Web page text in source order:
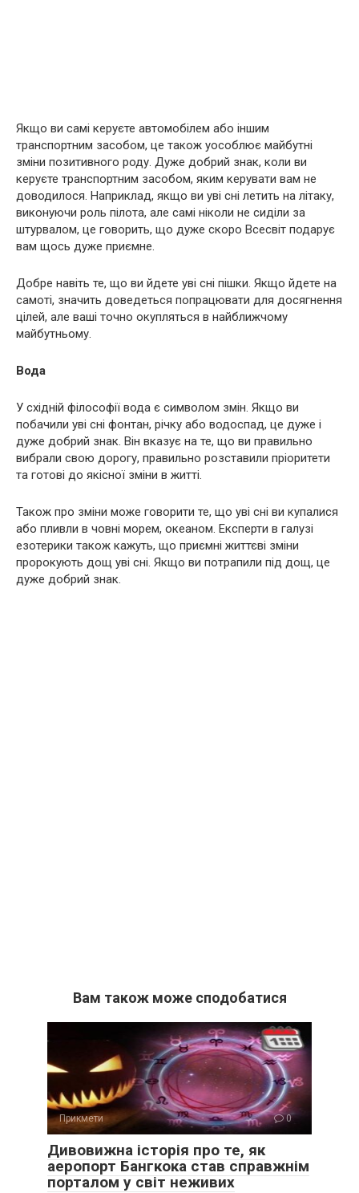
Якщо ви самі керуєте автомобілем або іншим
транспортним засобом, це також уособлює майбутні
зміни позитивного роду. Дуже добрий знак, коли ви
керуєте транспортним засобом, яким керувати вам не
доводилося. Наприклад, якщо ви уві сні летить на літаку,
виконуючи роль пілота, але самі ніколи не сиділи за
штурвалом, це говорить, що дуже скоро Всесвіт подарує
вам щось дуже приємне.
Добре навіть те, що ви йдете уві сні пішки. Якщо йдете на
самоті, значить доведеться попрацювати для досягнення
цілей, але ваші точно окупляться в найближчому
майбутньому.
Вода
У східній філософії вода є символом змін. Якщо ви
побачили уві сні фонтан, річку або водоспад, це дуже і
дуже добрий знак. Він вказує на те, що ви правильно
вибрали свою дорогу, правильно розставили пріоритети
та готові до якісної зміни в житті.
Також про зміни може говорити те, що уві сні ви купалися
або пливли в човні морем, океаном. Експерти в галузі
езотерики також кажуть, що приємні життєві зміни
пророкують дощ уві сні. Якщо ви потрапили під дощ, це
дуже добрий знак.
Вам також може сподобатися
Прикмети 0
Дивовижна історія про те, як
аеропорт Бангкока став справжнім
порталом у світ неживих